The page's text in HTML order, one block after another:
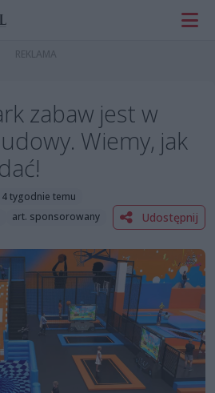
zabaw jest w
Wiemy, jak
4 tygodnie temu
art. sponsorowany Udostępnij